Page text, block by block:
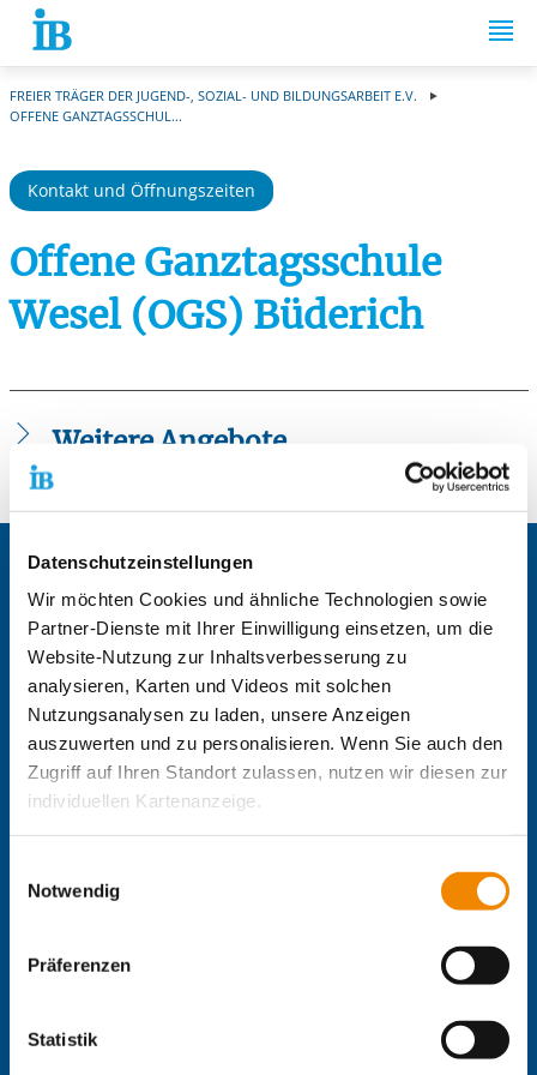
Datenschutzeinstellungen
Wir möchten Cookies und ähnliche Technologien sowie
Partner-Dienste mit Ihrer Einwilligung einsetzen, um die
Website-Nutzung zur Inhaltsverbesserung zu
analysieren, Karten und Videos mit solchen
Nutzungsanalysen zu laden, unsere Anzeigen
auszuwerten und zu personalisieren. Wenn Sie auch den
Zugriff auf Ihren Standort zulassen, nutzen wir diesen zur
individuellen Kartenanzeige.
unsere Partner Daten wie Ihre IP-Adresse und
verarbeiten diese zusammen mit Daten von anderen
Websites. Die Partner erkennen mitunter auch, wenn Sie
zum Website-Besuch verschiedene Geräte verwenden,
kann die Datenübertragung in Drittländer (insb. die USA)
nicht ausgeschlossen werden. Dort ist kein der EU
Notwendig
Präferenzen
Statistik
Springe zum Inhalt
FREIER TRÄGER DER JUGEND-, SOZIAL- UND BILDUNGSARBEIT E.V.
OFFENE GANZTAGSSCHUL...
Kontakt und Öffnungszeiten
Offene Ganztagsschule
Wesel (OGS) Büderich
Weitere Angebote
Büderich
Zentrale IB-Websites:
Die Internationale Arbeit des IB
IB-Schulen
IB-Kindertageseinrichtungen
IB-Freiwilligendienste
IB-Jugendmigrationsdienste
IB-Online-Akademie
IB-Green
IB Nord
IB West